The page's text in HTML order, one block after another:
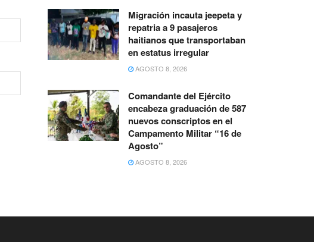
Migración incauta jeepeta y
repatria a 9 pasajeros
haitianos que transportaban
en estatus irregular
AGOSTO 8, 2026
Comandante del Ejército
encabeza graduación de 587
nuevos conscriptos en el
Campamento Militar “16 de
Agosto”
AGOSTO 8, 2026